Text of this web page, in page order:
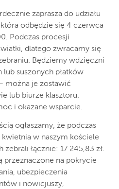
zaprasza do udziału
odbędzie się 4 czerwca
Podczas procesji
dlatego zwracamy się
Będziemy wdzięczni
lub suszonych płatków
można je zostawić
lub biurze klasztoru.
i okazane wsparcie.
ogłaszamy, że podczas
kwietnia w naszym kościele
łącznie: 17 245,83 zł.
przeznaczone na pokrycie
ubezpieczenia
i nowicjuszy,